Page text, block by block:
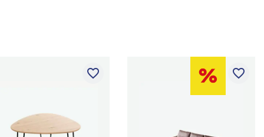
favorite_border favorite_border